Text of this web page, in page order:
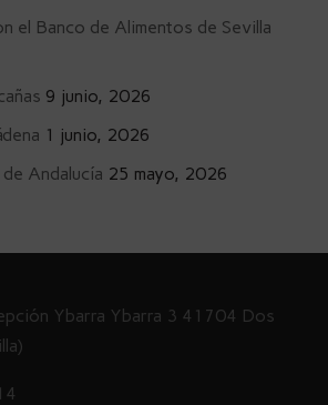
el Banco de Alimentos de Sevilla
9 junio, 2026
1 junio, 2026
Andalucía 25 mayo, 2026
Ybarra Ybarra 3 41704 Dos